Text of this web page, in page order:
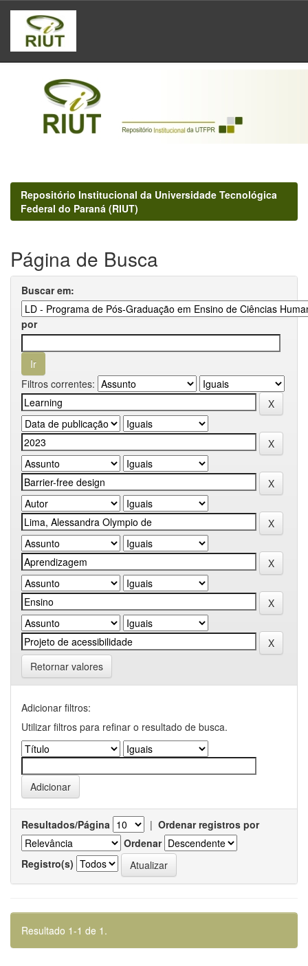
Skip
navigation
Repositório Institucional da Universidade Tecnológica
Federal do Paraná (RIUT)
Página de Busca
Buscar em:
por
Filtros correntes:
Retornar valores
Adicionar filtros:
Utilizar filtros para refinar o resultado de busca.
Resultados/Página | Ordenar registros por
Ordenar
Registro(s)
Resultado 1-1 de 1.